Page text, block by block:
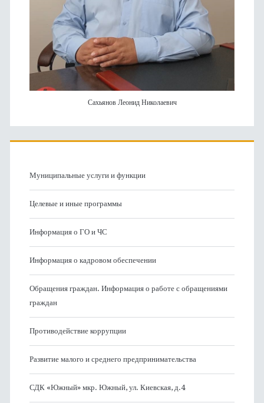
Сахьянов Леонид Николаевич
Муниципальные услуги и функции
Целевые и иные программы
Информация о ГО и ЧС
Информация о кадровом обеспечении
Обращения граждан. Информация о работе с обращениями
граждан
Противодействие коррупции
Развитие малого и среднего предпринимательства
СДК «Южный» мкр. Южный, ул. Киевская, д.4